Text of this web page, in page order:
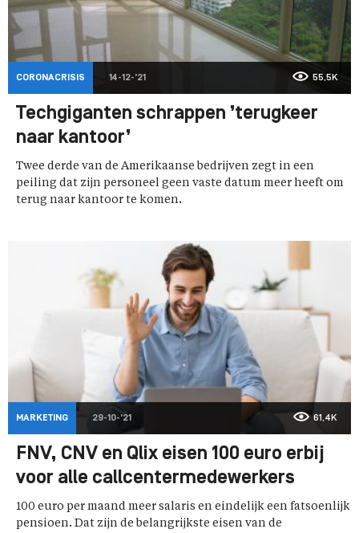
CORONACRISIS 14-12-'21 55,5K
Techgiganten schrappen ’terugkeer
naar kantoor’
Twee derde van de Amerikaanse bedrijven zegt in een
peiling dat zijn personeel geen vaste datum meer heeft om
terug naar kantoor te komen.
MARKETING 29-10-'21 61,4K
FNV, CNV en Qlix eisen 100 euro erbij
voor alle callcentermedewerkers
100 euro per maand meer salaris en eindelijk een fatsoenlijk
pensioen. Dat zijn de belangrijkste eisen van de